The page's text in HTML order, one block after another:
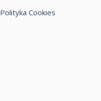
Polityka Cookies